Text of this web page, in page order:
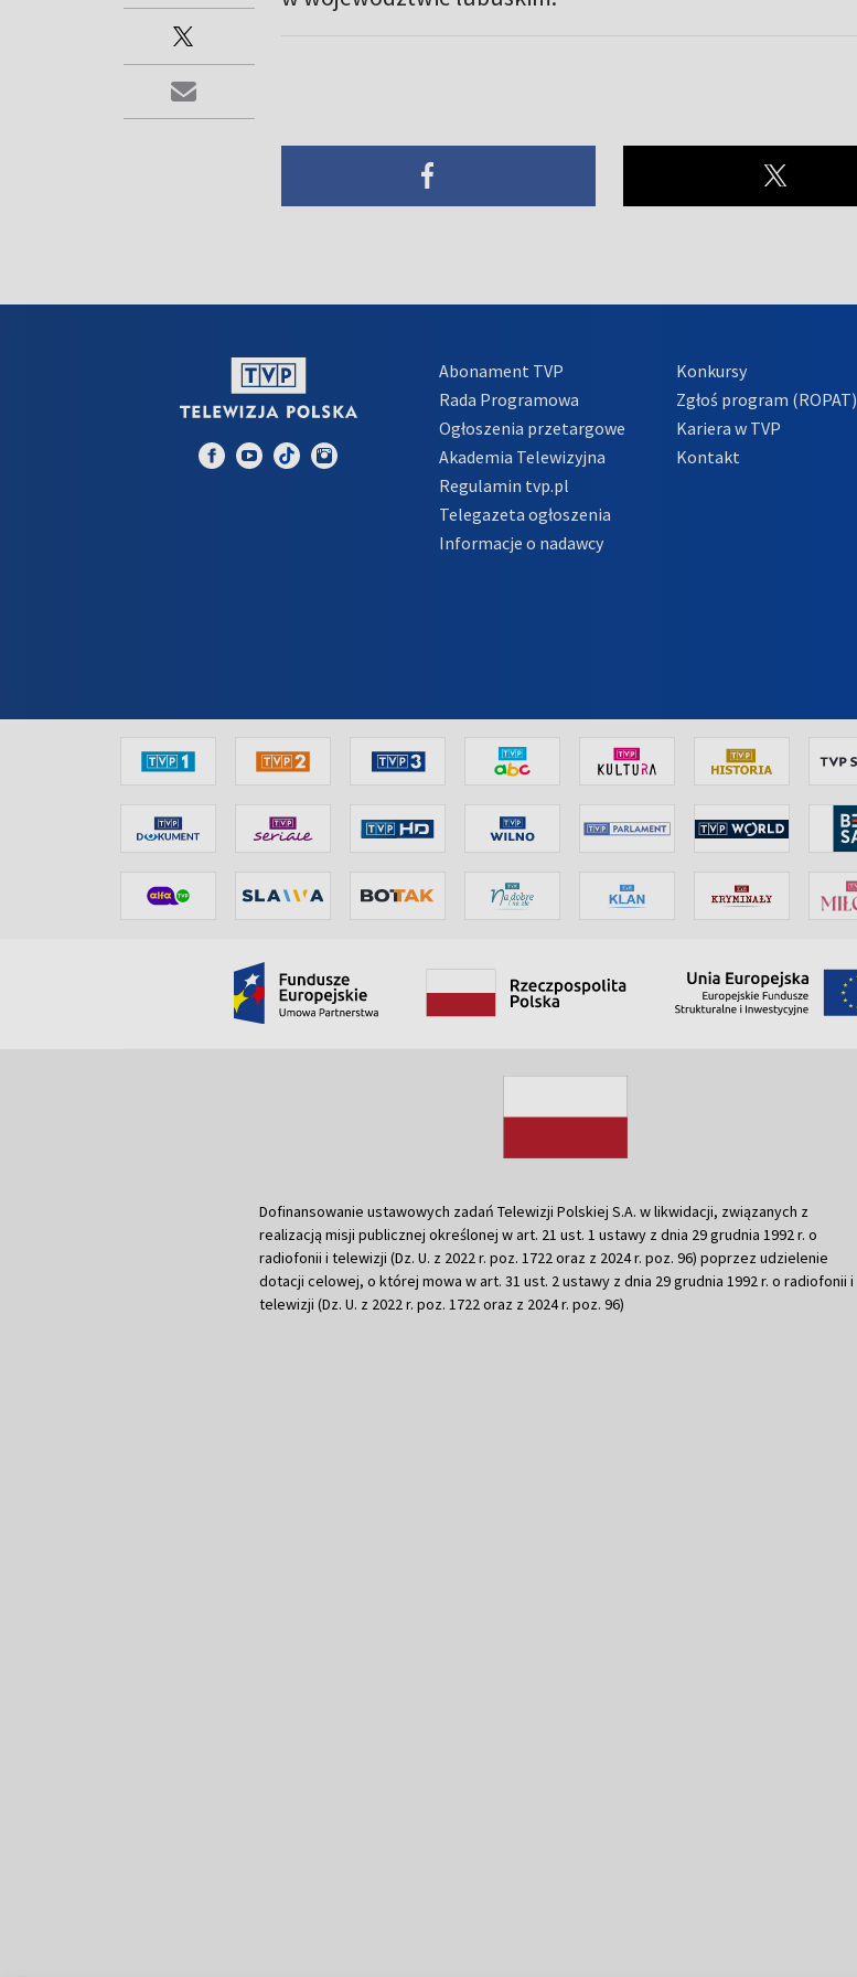
Abonament TVP
Rada Programowa
Ogłoszenia przetargowe
Akademia Telewizyjna
Regulamin tvp.pl
Telegazeta ogłoszenia
Informacje o nadawcy
Konkursy
Zgłoś program (ROPAT)
Kariera w TVP
Kontakt
Dofinansowanie ustawowych zadań Telewizji Polskiej S.A. w likwidacji, związanych z
realizacją misji publicznej określonej w art. 21 ust. 1 ustawy z dnia 29 grudnia 1992 r. o
radiofonii i telewizji (Dz. U. z 2022 r. poz. 1722 oraz z 2024 r. poz. 96) poprzez udzielenie
dotacji celowej, o której mowa w art. 31 ust. 2 ustawy z dnia 29 grudnia 1992 r. o radiofonii i
telewizji (Dz. U. z 2022 r. poz. 1722 oraz z 2024 r. poz. 96)